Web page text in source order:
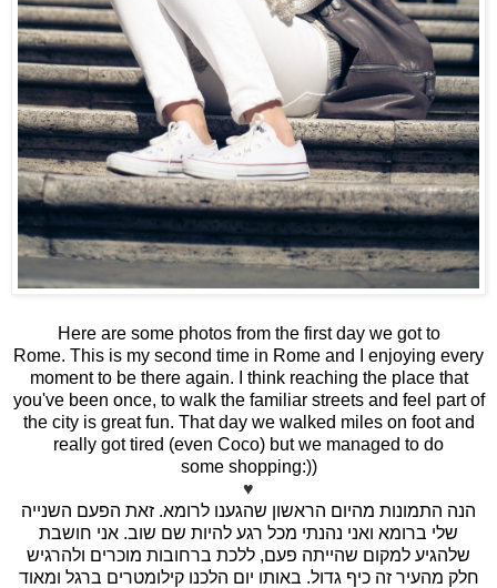
Here are some photos from the first day we got to
Rome. This is my second time in Rome and I enjoying every
moment to be there again. I think reaching the place that
you've been once, to walk the familiar streets and feel part of
the city is great fun. That day we walked miles on foot and
really got tired (even Coco) but we managed to do
some shopping:))
♥
הנה התמונות מהיום הראשון שהגענו לרומא. זאת הפעם השנייה
שלי ברומא ואני נהנתי מכל רגע להיות שם שוב. אני חושבת
שלהגיע למקום שהייתה פעם, ללכת ברחובות מוכרים ולהרגיש
חלק מהעיר זה כיף גדול. באותו יום הלכנו קילומטרים ברגל ומאוד